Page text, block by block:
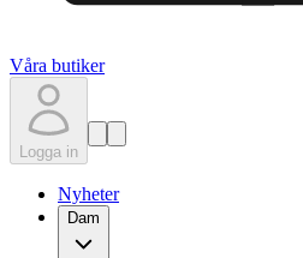
Våra butiker
Logga in
Nyheter
Dam